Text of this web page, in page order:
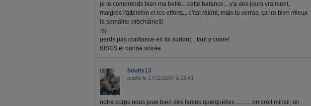
je te comprends bien ma belle... cette balance... y'a des jours vraiment,
malgrés l'attention et les efforts... c'est ralant, mais tu verras, ça ira bien mieux
la semaine prochaine!!!
:o)
perds pas confiance en toi surtout... faut y croire!
BISES et bonne soirée
boutis13
publié le 17/11/2007 à 18:41
notre corps nous joue bien des farces quelquefois .......... on croit mincir, on